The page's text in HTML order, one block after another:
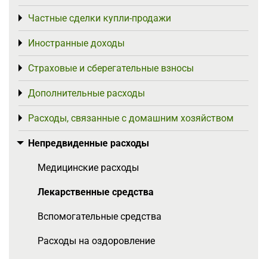
Частные сделки купли-продажи
Toggle menu
Иностранные доходы
Toggle menu
Страховые и сберегательные взносы
Toggle menu
Дополнительные расходы
Toggle menu
Расходы, связанные с домашним хозяйством
Toggle menu
Непредвиденные расходы
Toggle menu
Медицинские расходы
Лекарственные средства
Вспомогательные средства
Расходы на оздоровление